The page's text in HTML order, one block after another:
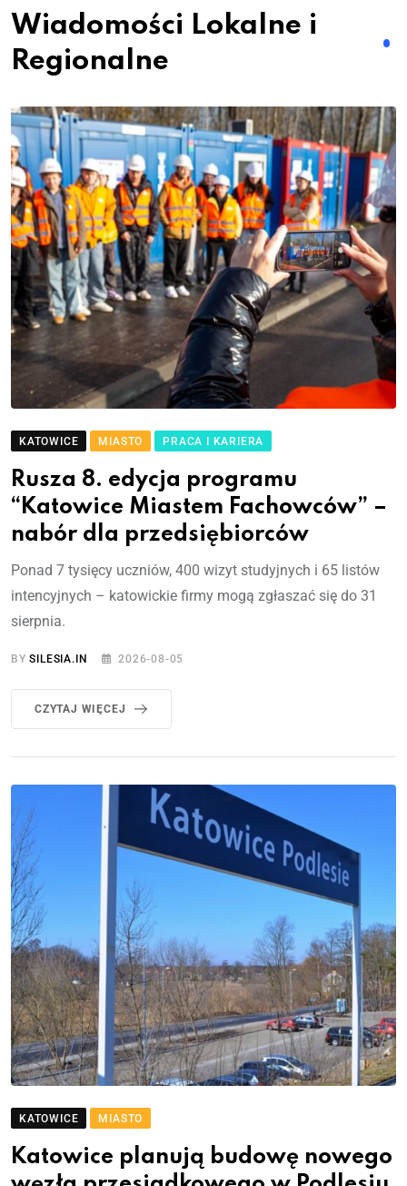
Wiadomości Lokalne i
Regionalne
KATOWICE MIASTO PRACA I KARIERA
Rusza 8. edycja programu
“Katowice Miastem Fachowców” –
nabór dla przedsiębiorców
Ponad 7 tysięcy uczniów, 400 wizyt studyjnych i 65 listów
intencyjnych – katowickie firmy mogą zgłaszać się do 31
sierpnia.
BYSILESIA.IN 2026-08-05
CZYTAJ WIĘCEJ
KATOWICE MIASTO
Katowice planują budowę nowego